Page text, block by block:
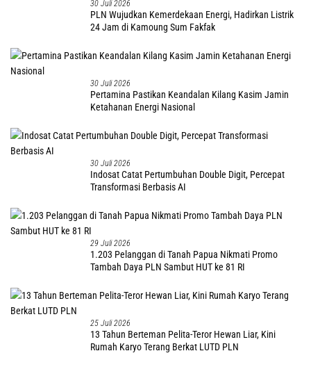
30 Juli 2026
PLN Wujudkan Kemerdekaan Energi, Hadirkan Listrik
24 Jam di Kamoung Sum Fakfak
30 Juli 2026
Pertamina Pastikan Keandalan Kilang Kasim Jamin
Ketahanan Energi Nasional
30 Juli 2026
Indosat Catat Pertumbuhan Double Digit, Percepat
Transformasi Berbasis AI
29 Juli 2026
1.203 Pelanggan di Tanah Papua Nikmati Promo
Tambah Daya PLN Sambut HUT ke 81 RI
25 Juli 2026
13 Tahun Berteman Pelita-Teror Hewan Liar, Kini
Rumah Karyo Terang Berkat LUTD PLN